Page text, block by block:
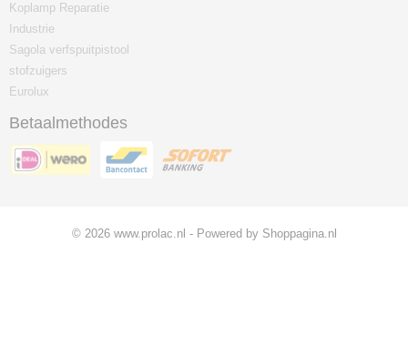
Koplamp Reparatie
Industrie
Sagola verfspuitpistool
stofzuigers
Eurolux
Betaalmethodes
© 2026 www.prolac.nl - Powered by Shoppagina.nl